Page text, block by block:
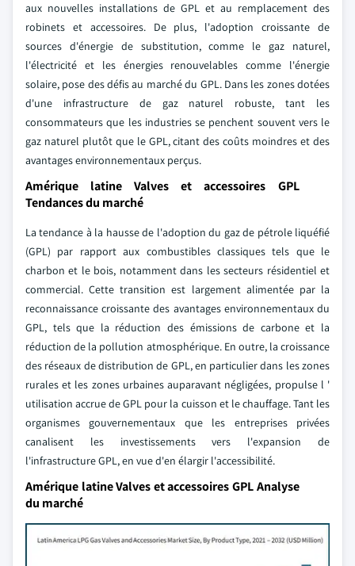
aux nouvelles installations de GPL et au remplacement des
robinets et accessoires. De plus, l'adoption croissante de
sources d'énergie de substitution, comme le gaz naturel,
l'électricité et les énergies renouvelables comme l'énergie
solaire, pose des défis au marché du GPL. Dans les zones dotées
d'une infrastructure de gaz naturel robuste, tant les
consommateurs que les industries se penchent souvent vers le
gaz naturel plutôt que le GPL, citant des coûts moindres et des
avantages environnementaux perçus.
Amérique latine Valves et accessoires GPL
Tendances du marché
La tendance à la hausse de l'adoption du gaz de pétrole liquéfié
(GPL) par rapport aux combustibles classiques tels que le
charbon et le bois, notamment dans les secteurs résidentiel et
commercial. Cette transition est largement alimentée par la
reconnaissance croissante des avantages environnementaux du
GPL, tels que la réduction des émissions de carbone et la
réduction de la pollution atmosphérique. En outre, la croissance
des réseaux de distribution de GPL, en particulier dans les zones
rurales et les zones urbaines auparavant négligées, propulse l '
utilisation accrue de GPL pour la cuisson et le chauffage. Tant les
organismes gouvernementaux que les entreprises privées
canalisent les investissements vers l'expansion de
l'infrastructure GPL, en vue d'en élargir l'accessibilité.
Amérique latine Valves et accessoires GPL Analyse
du marché